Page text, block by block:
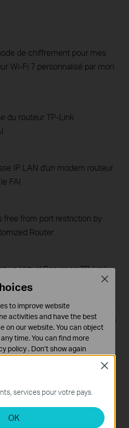
de chiffrement pour mes
Wi-Fi 7 personnalisé par mon
du routeur TP-Link
IP LAN d'un modem routeur
FAI
free from port restriction by
Router
up Virtual Server on TP-Link
is slow when the device is
ISP-customized devices?
on TP-Link ISP-
the configuration file of TP-
services pour votre pays.
OK
Close
to improve website
activities and have the best
on our website. You can object
time. You can find more
policy . Don’t show again
au fonctionnement du
être désactivés dans vos
Close